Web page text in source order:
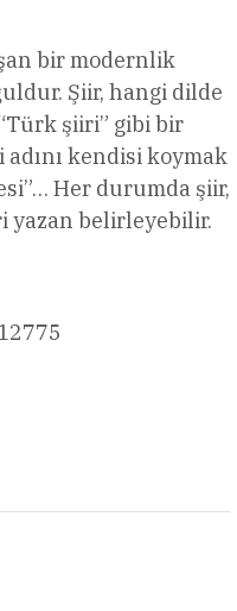
bir modernlik
Şiir, hangi dilde
şiiri” gibi bir
kendisi koymak
Her durumda şiir,
yazan belirleyebilir.